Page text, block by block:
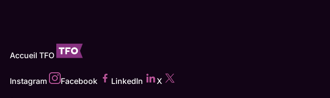
Accueil TFO
Instagram Facebook LinkedIn X